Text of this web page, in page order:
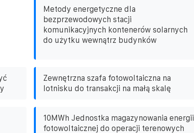
Metody energetyczne dla
bezprzewodowych stacji
komunikacyjnych kontenerów solarnych
do użytku wewnątrz budynków
Zewnętrzna szafa fotowoltaiczna na
lotnisku do transakcji na małą skalę
10MWh Jednostka magazynowania energii
fotowoltaicznej do operacji terenowych